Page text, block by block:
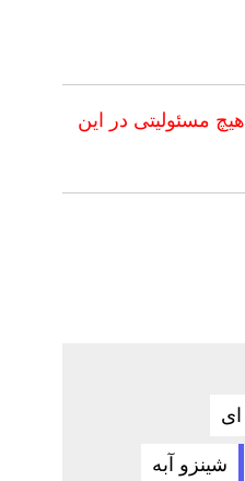
هیچ مسئولیتی در این
ای
شینزو آبه